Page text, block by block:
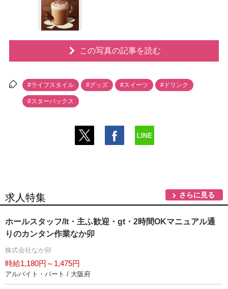
この写真の記事を読む
#ライフスタイル #グッズ #スイーツ #ドリンク
#スターバックス
求人特集 さらに見る
ホールスタッフ/lt・主ふ歓迎・gt・2時間OKマニュアル通
りのカンタン作業なか卯
株式会社なか卯
時給1,180円～1,475円
アルバイト・パート / 大阪府